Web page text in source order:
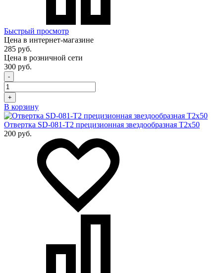
Быстрый просмотр
Цена в интернет-магазине
285 руб.
Цена в розничной сети
300 руб.
-
+
В корзину
Отвертка SD-081-T2 прецизионная звездообразная T2х50
200 руб.